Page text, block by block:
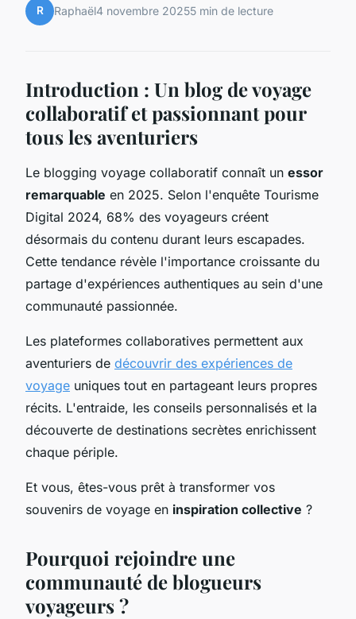
R Raphaël4 novembre 20255 min de lecture
Introduction : Un blog de voyage
collaboratif et passionnant pour
tous les aventuriers
Le blogging voyage collaboratif connaît un essor
remarquable en 2025. Selon l'enquête Tourisme
Digital 2024, 68% des voyageurs créent
désormais du contenu durant leurs escapades.
Cette tendance révèle l'importance croissante du
partage d'expériences authentiques au sein d'une
communauté passionnée.
Les plateformes collaboratives permettent aux
aventuriers de découvrir des expériences de
voyage uniques tout en partageant leurs propres
récits. L'entraide, les conseils personnalisés et la
découverte de destinations secrètes enrichissent
chaque périple.
Et vous, êtes-vous prêt à transformer vos
souvenirs de voyage en inspiration collective ?
Pourquoi rejoindre une
communauté de blogueurs
voyageurs ?